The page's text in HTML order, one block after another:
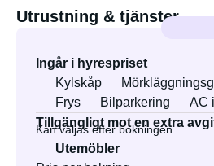
Utrustning & tjänster
Ingår i hyrespriset
Kylskåp
Frys
Bilparkering
AC
Tillgängligt mot en extra
Kan väljas efter bokningen
Utemöbler